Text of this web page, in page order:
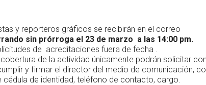
y reporteros gráficos se recibirán en el correo
sin prórroga el 23 de marzo a las 14:00 pm.
de acreditaciones fuera de fecha .
de la actividad únicamente podrán solicitar
y firmar el director del medio de comunicación,
de identidad, teléfono de contacto, cargo.